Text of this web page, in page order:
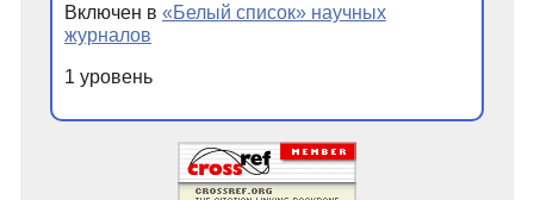
Включен в «Белый список» научных
журналов
1 уровень